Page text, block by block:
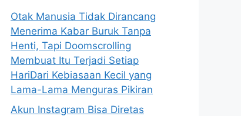
r
:
Otak Manusia Tidak Dirancang
Menerima Kabar Buruk Tanpa
Henti, Tapi Doomscrolling
Membuat Itu Terjadi Setiap
HariDari Kebiasaan Kecil yang
Lama-Lama Menguras Pikiran
Akun Instagram Bisa Diretas